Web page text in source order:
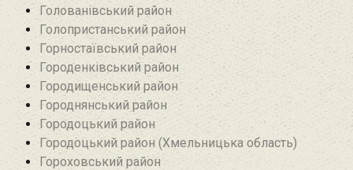
Голованівський район
Голопристанський район
Горностаївський район‎
Городенківський район
Городищенський район‎
Городнянський район
Городоцький район
Городоцький район (Хмельницька область)
Гороховський район